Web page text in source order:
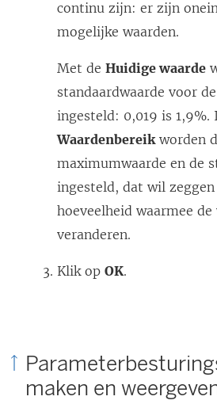
continu zijn: er zijn
mogelijke waarden.
Met de Huidige waarde
standaardwaarde voor
ingesteld: 0,019 is 1,9%.
Waardenbereikworden
maximumwaarde en de
ingesteld, dat wil
hoeveelheid waarmee de
veranderen.
Klik op OK.
maken en